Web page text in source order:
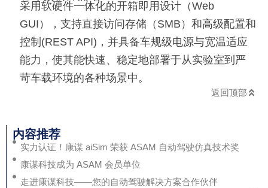
采用软硬件一体化的开箱即用设计（Web
GUI），支持直接访问存储（SMB）和高级配置和
控制(REST API)，并具备车规级电源与宽温适应
能力，使其能快速、稳定地部署于从实验室到严
苛车载环境的各种场景中。
返回顶部
内容推荐
实力认证！康谋 aiSim 荣获 ASAM 自动驾驶仿真技术奖
康谋科技成为 ASAM 会员单位
走进康谋科技——您的自动驾驶解决方案合作伙伴